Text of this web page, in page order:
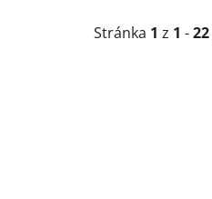
Stránka 1 z 1 -22